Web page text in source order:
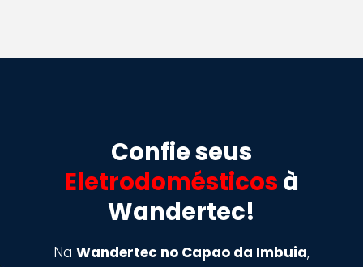
Confie seus
Eletrodomésticos à
Wandertec!
Na Wandertec no Capao da Imbuia,